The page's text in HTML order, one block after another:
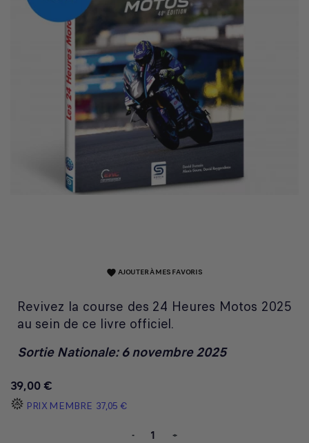
favorite AJOUTER À MES FAVORIS
Revivez la course des 24 Heures Motos 2025
au sein de ce livre officiel.
Sortie Nationale: 6 novembre 2025
39,00 €
PRIX MEMBRE 37,05 €
- +